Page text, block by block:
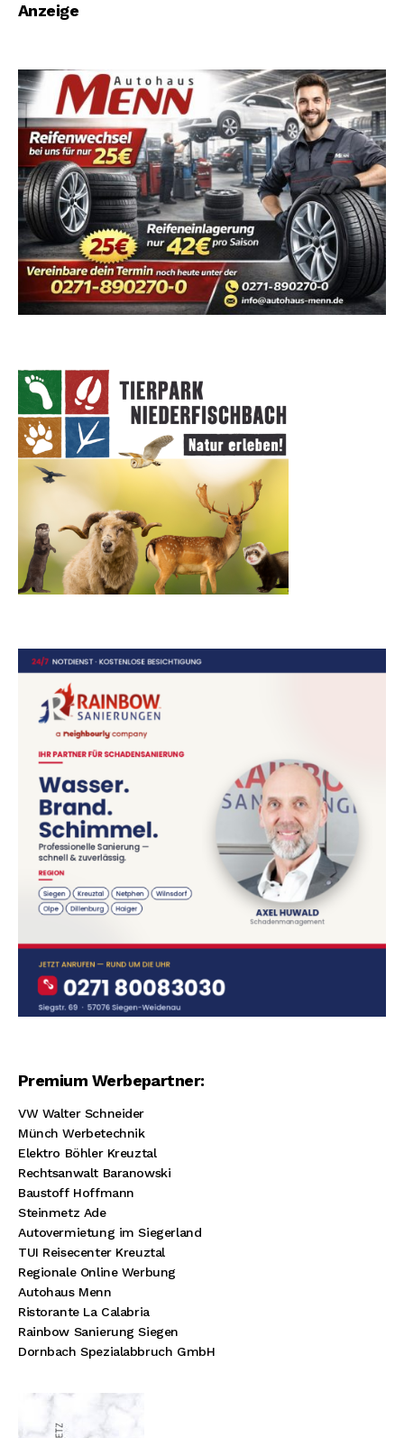
Anzeige
Premium Werbepartner:
VW Walter Schneider
Münch Werbetechnik
Elektro Böhler Kreuztal
Rechtsanwalt Baranowski
Baustoff Hoffmann
Steinmetz Ade
Autovermietung im Siegerland
TUI Reisecenter Kreuztal
Regionale Online Werbung
Autohaus Menn
Ristorante La Calabria
Rainbow Sanierung Siegen
Dornbach Spezialabbruch GmbH